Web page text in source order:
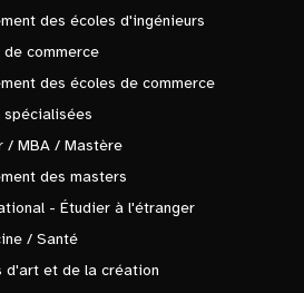
des écoles d'ingénieurs
de commerce
des écoles de commerce
spécialisées
/ MBA / Mastère
des masters
- Étudier à l'étranger
/ Santé
d'art et de la création